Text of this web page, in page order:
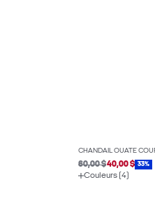
60,00 $40,00 $ 33%
Couleurs (4)